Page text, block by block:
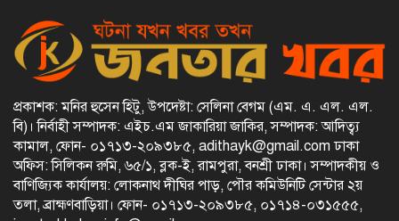
প্রকাশক: মনির হুসেন হিটু, উপদেষ্টা: সেলিনা বেগম (এম. এ. এল. এল.
বি) । নির্বাহী সম্পাদক: এইচ.এম জাকারিয়া জাকির,সম্পাদক: আদিত্ব্য
কামাল, ফোন- ০১৭১৩-২০৯৩৮৫, adithayk@gmail.comঢাকা
অফিস: সিলিকন রুমি, ৬৫/১, ব্লক-ই, রামপুরা, বনশ্রী ঢাকা। সম্পাদকীয় ও
বাণিজ্যিক কার্যালয়: লোকনাথ দীঘির পাড়, পৌর কমিউনিটি সেন্টার ২য়
তলা, ব্রাহ্মণবাড়িয়া। ফোন- ০১৭১৩-২০৯৩৮৫, ০১৭১৪-০৩১৫৫৫,